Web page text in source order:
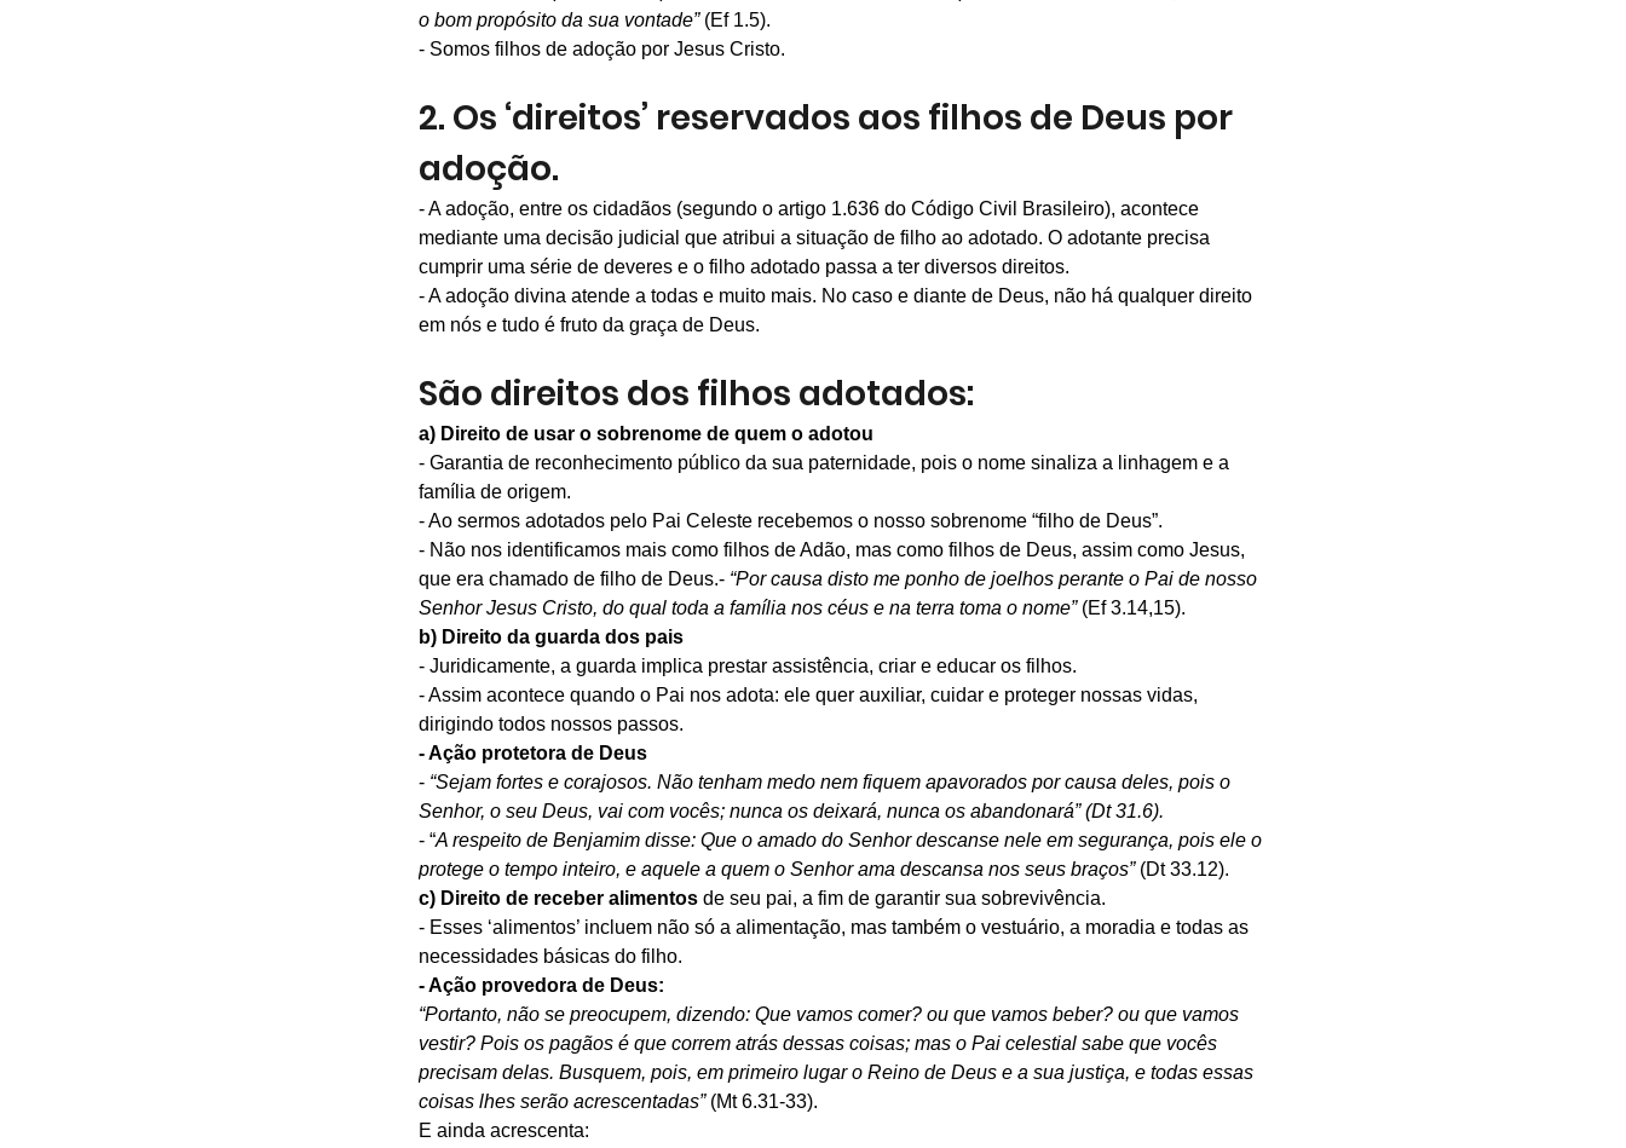
o bom propósito da sua vontade” (Ef 1.5).
- Somos filhos de adoção por Jesus Cristo.
2. Os ‘direitos’ reservados aos filhos de Deus por
adoção.
- A adoção, entre os cidadãos (segundo o artigo 1.636 do Código Civil Brasileiro), acontece
mediante uma decisão judicial que atribui a situação de filho ao adotado. O adotante precisa
cumprir uma série de deveres e o filho adotado passa a ter diversos direitos.
- A adoção divina atende a todas e muito mais. No caso e diante de Deus, não há qualquer direito
em nós e tudo é fruto da graça de Deus.
São direitos dos filhos adotados:
a) Direito de usar o sobrenome de quem o adotou
- Garantia de reconhecimento público da sua paternidade, pois o nome sinaliza a linhagem e a
família de origem.
- Ao sermos adotados pelo Pai Celeste recebemos o nosso sobrenome “filho de Deus”.
- Não nos identificamos mais como filhos de Adão, mas como filhos de Deus, assim como Jesus,
que era chamado de filho de Deus.- “Por causa disto me ponho de joelhos perante o Pai de nosso
Senhor Jesus Cristo, do qual toda a família nos céus e na terra toma o nome” (Ef 3.14,15).
b) Direito da guarda dos pais
- Juridicamente, a guarda implica prestar assistência, criar e educar os filhos.
- Assim acontece quando o Pai nos adota: ele quer auxiliar, cuidar e proteger nossas vidas,
dirigindo todos nossos passos.
- Ação protetora de Deus
- “Sejam fortes e corajosos. Não tenham medo nem fiquem apavorados por causa deles, pois o
Senhor, o seu Deus, vai com vocês; nunca os deixará, nunca os abandonará” (Dt 31.6).
- “A respeito de Benjamim disse: Que o amado do Senhor descanse nele em segurança, pois ele o
protege o tempo inteiro, e aquele a quem o Senhor ama descansa nos seus braços” (Dt 33.12).
c) Direito de receber alimentos de seu pai, a fim de garantir sua sobrevivência.
- Esses ‘alimentos’ incluem não só a alimentação, mas também o vestuário, a moradia e todas as
necessidades básicas do filho.
- Ação provedora de Deus:
“Portanto, não se preocupem, dizendo: Que vamos comer? ou que vamos beber? ou que vamos
vestir? Pois os pagãos é que correm atrás dessas coisas; mas o Pai celestial sabe que vocês
precisam delas. Busquem, pois, em primeiro lugar o Reino de Deus e a sua justiça, e todas essas
coisas lhes serão acrescentadas” (Mt 6.31-33).
E ainda acrescenta: